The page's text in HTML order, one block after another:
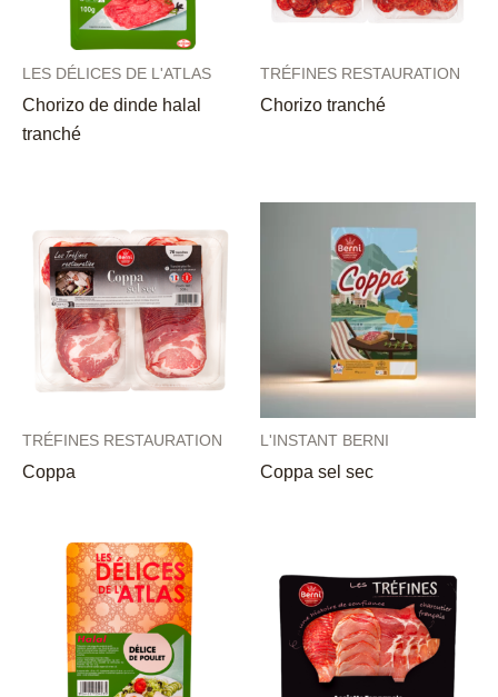
LES DÉLICES DE L'ATLAS
Chorizo de dinde halal
tranché
TRÉFINES RESTAURATION
Chorizo tranché
TRÉFINES RESTAURATION
Coppa
L'INSTANT BERNI
Coppa sel sec